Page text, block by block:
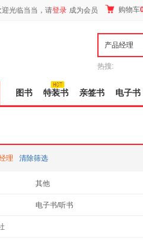
迎光临当当，请登录 成为会员 购物车
热搜:
图书 特装书 亲签书 电子书
理 清除筛选
其他
电子书/听书